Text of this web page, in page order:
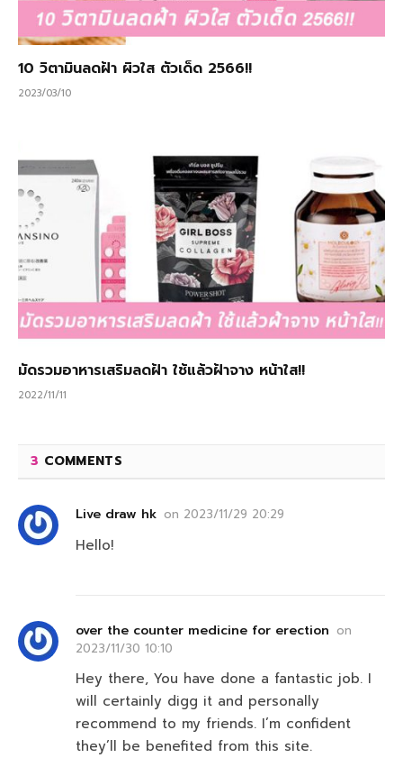
10 วิตามินลดฝ้า ผิวใส ตัวเด็ด 2566!!
2023/03/10
มัดรวมอาหารเสริมลดฝ้า ใช้แล้วฝ้าจาง หน้าใส!!
2022/11/11
3 COMMENTS
Live draw hk on 2023/11/29 20:29
Hello!
over the counter medicine for erection on
2023/11/30 10:10
Hey there, You have done a fantastic job. I
will certainly digg it and personally
recommend to my friends. I’m confident
they’ll be benefited from this site.